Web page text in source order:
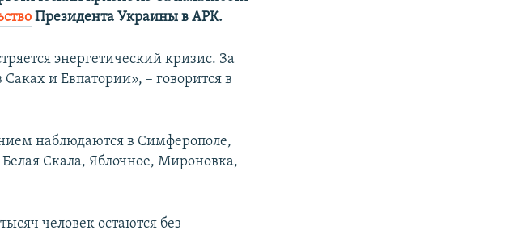
Президента Украины в АРК.
энергетический кризис. За
и Евпатории», – говорится в
наблюдаются в Симферополе,
Скала, Яблочное, Мироновка,
человек остаются без